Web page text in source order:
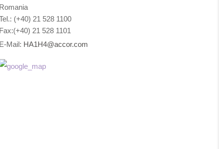
Romania
(+40) 21 528 1100
Fax:(+40) 21 528 1101
E-Mail: HA1H4@accor.com